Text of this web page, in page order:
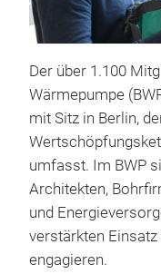
Der über 1.100
Wärmepumpe
mit Sitz in Berlin,
umfasst. Im BWP
Architekten,
und
verstärkten
engagieren.